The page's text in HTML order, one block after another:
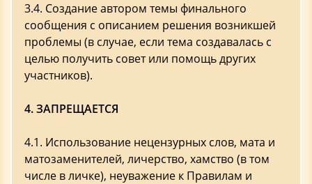
3.4. Создание автором темы финального
сообщения с описанием решения возникшей
проблемы (в случае, если тема создавалась с
целью получить совет или помощь других
участников).
4. ЗАПРЕЩАЕТСЯ
4.1. Использование нецензурных слов, мата и
матозаменителей, личерство, хамство (в том
числе в личке), неуважение к Правилам и